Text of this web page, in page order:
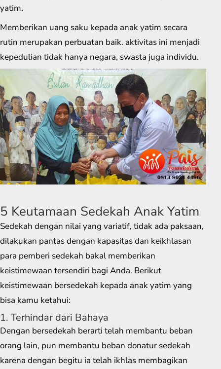
yatim.
Memberikan uang saku kepada anak yatim secara
rutin merupakan perbuatan baik. aktivitas ini menjadi
kepedulian tidak hanya negara, swasta juga individu.
5 Keutamaan Sedekah Anak Yatim
Sedekah dengan nilai yang variatif, tidak ada paksaan,
dilakukan pantas dengan kapasitas dan keikhlasan
para pemberi sedekah bakal memberikan
keistimewaan tersendiri bagi Anda. Berikut
keistimewaan bersedekah kepada anak yatim yang
bisa kamu ketahui:
1. Terhindar dari Bahaya
Dengan bersedekah berarti telah membantu beban
orang lain, pun membantu beban donatur sedekah
karena dengan begitu ia telah ikhlas membagikan